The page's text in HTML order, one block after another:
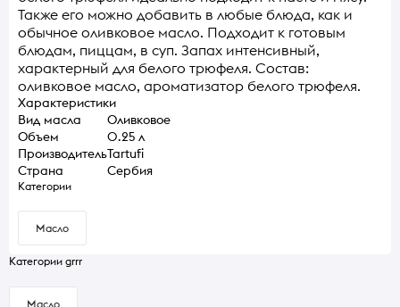
Также его можно добавить в любые блюда, как и
обычное оливковое масло. Подходит к готовым
блюдам, пиццам, в суп. Запах интенсивный,
характерный для белого трюфеля. Состав:
оливковое масло, ароматизатор белого трюфеля.
Характеристики
Вид масла
Оливковое
Объем
0.25 л
ПроизводительTartufi
Страна
Сербия
Категории
Масло
Категории grrr
Масло